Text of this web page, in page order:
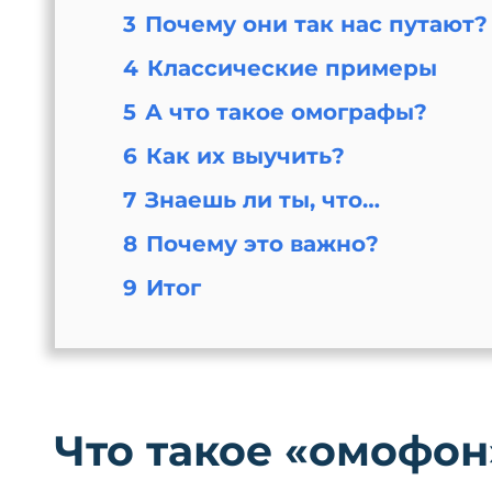
3 Почему они так нас путают?
4 Классические примеры
5 А что такое омографы?
6 Как их выучить?
7 Знаешь ли ты, что…
8 Почему это важно?
9 Итог
Что такое